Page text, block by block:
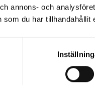
annons- och
som du har